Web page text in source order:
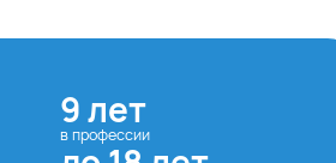
9 лет
в профессии